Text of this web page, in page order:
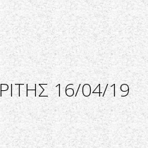
16/04/19